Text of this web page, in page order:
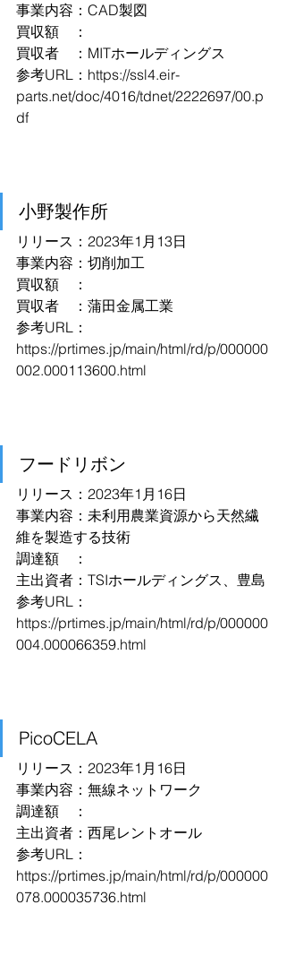
事業内容：CAD製図
買収額　：
買収者　：MITホールディングス
参考URL： https://ssl4.eir-
parts.net/doc/4016/tdnet/2222697/00.p
df
小野製作所
リリース：2023年1月13日
事業内容：切削加工
買収額　：
買収者　：蒲田金属工業
参考URL：
https://prtimes.jp/main/html/rd/p/000000
002.000113600.html
フードリボン
リリース：2023年1月16日
事業内容：未利用農業資源から天然繊
維を製造する技術
調達額　：
主出資者：TSIホールディングス、豊島
参考URL：
https://prtimes.jp/main/html/rd/p/000000
004.000066359.html
PicoCELA
リリース：2023年1月16日
事業内容：無線ネットワーク
調達額　：
主出資者：西尾レントオール
参考URL：
https://prtimes.jp/main/html/rd/p/000000
078.000035736.html